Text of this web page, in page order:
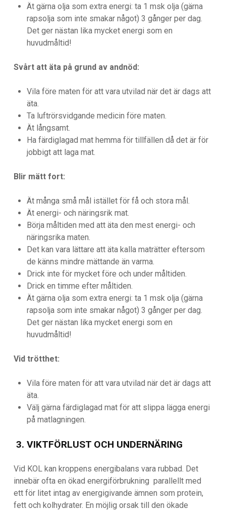
Ät gärna olja som extra energi: ta 1 msk olja (gärna
rapsolja som inte smakar något) 3 gånger per dag.
Det ger nästan lika mycket energi som en
huvudmåltid!
Svårt att äta på grund av andnöd:
Vila före maten för att vara utvilad när det är dags att
äta.
Ta luftrörsvidgande medicin före maten.
Ät långsamt.
Ha färdiglagad mat hemma för tillfällen då det är för
jobbigt att laga mat.
Blir mätt fort:
Ät många små mål istället för få och stora mål.
Ät energi- och näringsrik mat.
Börja måltiden med att äta den mest energi- och
näringsrika maten.
Det kan vara lättare att äta kalla maträtter eftersom
de känns mindre mättande än varma.
Drick inte för mycket före och under måltiden.
Drick en timme efter måltiden.
Ät gärna olja som extra energi: ta 1 msk olja (gärna
rapsolja som inte smakar något) 3 gånger per dag.
Det ger nästan lika mycket energi som en
huvudmåltid!
Vid trötthet:
Vila före maten för att vara utvilad när det är dags att
äta.
Välj gärna färdiglagad mat för att slippa lägga energi
på matlagningen.
3. VIKTFÖRLUST OCH UNDERNÄRING
Vid KOL kan kroppens energibalans vara rubbad. Det
innebär ofta en ökad energiförbrukning parallellt med
ett för litet intag av energigivande ämnen som protein,
fett och kolhydrater. En möjlig orsak till den ökade